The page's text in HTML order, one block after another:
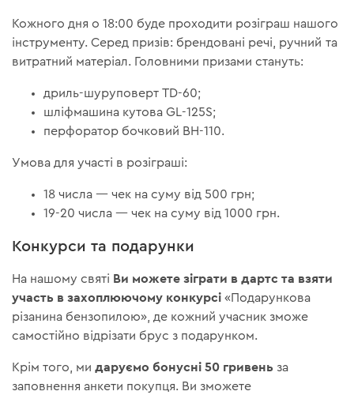
Кожного дня о 18:00 буде проходити розіграш нашого
інструменту. Серед призів: брендовані речі, ручний та
витратний матеріал. Головними призами стануть:
дриль-шуруповерт TD-60;
шліфмашина кутова GL-125S;
перфоратор бочковий BH-110.
Умова для участі в розіграші:
18 числа — чек на суму від 500 грн;
19-20 числа — чек на суму від 1000 грн.
Конкурси та подарунки
На нашому святі Ви можете зіграти в дартс та взяти
участь в захоплюючому конкурсі«Подарункова
різанина бензопилою», де кожний учасник зможе
самостійно відрізати брус з подарунком.
Крім того, мидаруємо бонусні 50 гривень за
заповнення анкети покупця. Ви зможете